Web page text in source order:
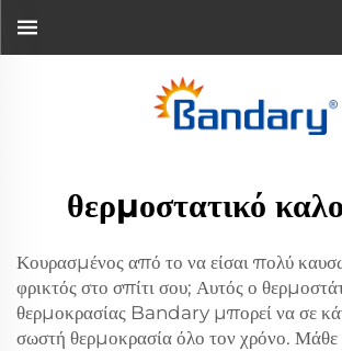
θερμοστατικό
Κουρασμένος από το να είσαι πολύ
φρικτός στο σπίτι σου; Αυτός ο
θερμοκρασίας Bandary μπορεί να σε
σωστή θερμοκρασία όλο τον χρόνο. Μάθε